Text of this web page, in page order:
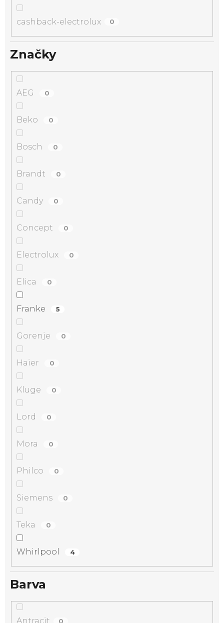
cashback-electrolux 0
Značky
AEG 0
Beko 0
Bosch 0
Brandt 0
Candy 0
Concept 0
Electrolux 0
Elica 0
Franke 5
Gorenje 0
Haier 0
Kluge 0
Lord 0
Mora 0
Philco 0
Siemens 0
Teka 0
Whirlpool 4
Barva
Antracit 0